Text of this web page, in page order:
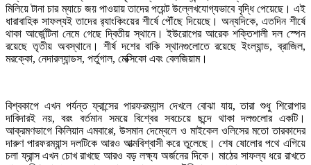
মিলিয়ে টানা চার ম্যাচে জয় পাওয়ায় তাদের পয়েন্ট উল্লেখযোগ্যভাবে বৃদ্ধি পেয়েছে। এই
ধারাবাহিক সাফল্যই তাদের র‌্যাংকিংয়ের শীর্ষে পৌঁছে দিয়েছে। অন্যদিকে, এতদিন শীর্ষে
থাকা আর্জেন্টিনা নেমে গেছে দ্বিতীয় স্থানে। ইউরোপের আরেক শক্তিশালী দল স্পেন
রয়েছে তৃতীয় অবস্থানে। শীর্ষ দশের বাকি স্থানগুলোতে রয়েছে ইংল্যান্ড, ব্রাজিল,
মরক্কো, নেদারল্যান্ডস, পর্তুগাল, মেক্সিকো এবং বেলজিয়াম।
বিশ্বকাপে এখন পর্যন্ত ফ্রান্সের পারফরম্যান্স দেখলে বোঝা যায়, তারা শুধু শিরোপার
দাবিদারই নয়, বরং বর্তমান সময়ে বিশ্বের সবচেয়ে ছন্দে থাকা দলগুলোর একটি।
আক্রমণভাগে কিলিয়ান এমবাপ্পে, উসমান দেম্বেলে ও মাইকেল ওলিসের মতো তারকাদের
দারুণ পারফরম্যান্স দলটিকে আরও আত্মবিশ্বাসী করে তুলেছে। শেষ ষোলোর পথে এগিয়ে
চলা ফ্রান্স এখন চোখ রাখছে আরও বড় লক্ষ্য অর্জনের দিকে। মাঠের সাফল্য ধরে রাখতে